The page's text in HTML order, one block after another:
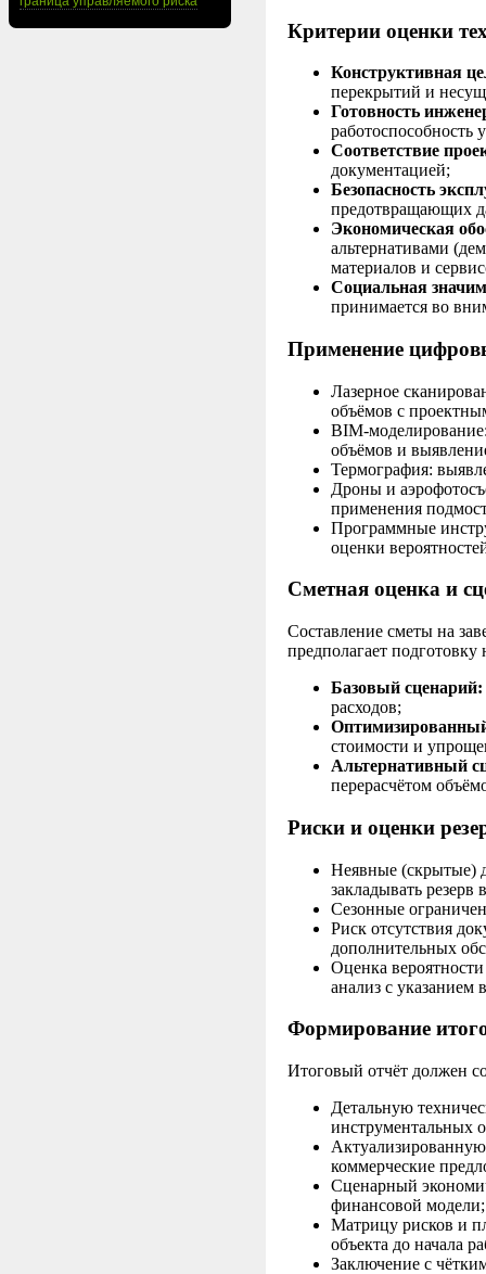
Критерии оценки
Конструктивная
перекрытий и
Готовность
работоспособность
Соответствие
документацией;
Безопасность
предотвращающих
Экономическая
альтернативами
материалов и
Социальная
принимается во
Применение
Лазерное
объёмов с
объёмов и
Термография:
Дроны и
применения
Программные
оценки
Сметная оценка и
Составление сметы на
предполагает подготовку
Базовый сценарий:
расходов;
стоимости и
Альтернативный
перерасчётом
Риски и оценки
Неявные (скрытые)
закладывать резерв
Сезонные
Риск отсутствия
дополнительных
Оценка
анализ с указанием
Формирование
Итоговый отчёт должен
Детальную
инструментальных
коммерческие
Сценарный
финансовой модели;
Матрицу рисков и
объекта до начала
Заключение с